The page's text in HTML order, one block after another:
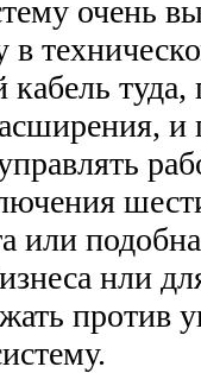
очень
в
туда,
и
или
нли
против